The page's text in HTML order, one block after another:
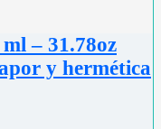
– 31.78oz
y hermética